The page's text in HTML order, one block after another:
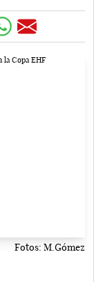
Fotos: M.Gómez